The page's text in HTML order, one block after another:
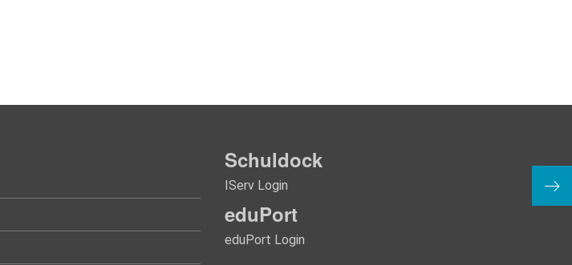
Jg.
Schuldock
IServ Login
eduPort
eduPort Login